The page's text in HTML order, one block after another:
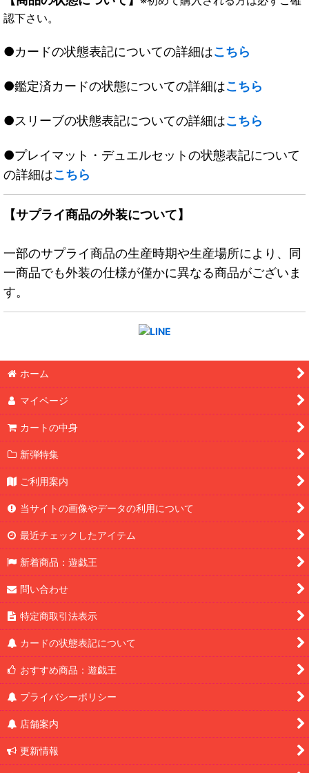
認下さい。
●カードの状態表記についての詳細はこちら
●鑑定済カードの状態についての詳細はこちら
●スリーブの状態表記についての詳細はこちら
●プレイマット・デュエルセットの状態表記について
の詳細はこちら
【サプライ商品の外装について】
一部のサプライ商品の生産時期や生産場所により、同
一商品でも外装の仕様が僅かに異なる商品がございま
す。
ホーム
マイページ
カートの中身
新弾特集
ご利用案内
当サイトの画像やデータの利用について
最近チェックしたアイテム
新着商品：遊戯王
問い合わせ
特定商取引法表示
カードの状態表記について
おすすめ商品：遊戯王
プライバシーポリシー
店舗案内
更新情報